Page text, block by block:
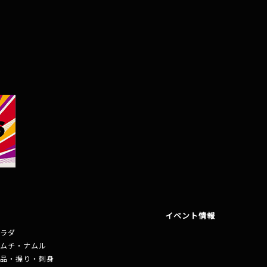
ダ
チ・ナムル
・握り・刺身
イベント情報